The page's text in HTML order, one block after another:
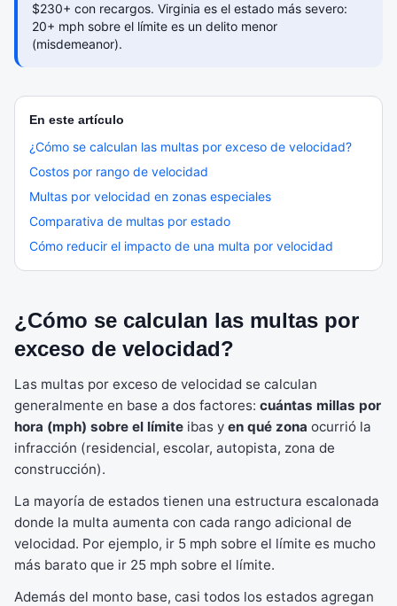
$230+ con recargos. Virginia es el estado más severo:
20+ mph sobre el límite es un delito menor
(misdemeanor).
En este artículo
¿Cómo se calculan las multas por exceso de velocidad?
Costos por rango de velocidad
Multas por velocidad en zonas especiales
Comparativa de multas por estado
Cómo reducir el impacto de una multa por velocidad
¿Cómo se calculan las multas por
exceso de velocidad?
Las multas por exceso de velocidad se calculan
generalmente en base a dos factores: cuántas millas por
hora (mph) sobre el límite ibas y en qué zona ocurrió la
infracción (residencial, escolar, autopista, zona de
construcción).
La mayoría de estados tienen una estructura escalonada
donde la multa aumenta con cada rango adicional de
velocidad. Por ejemplo, ir 5 mph sobre el límite es mucho
más barato que ir 25 mph sobre el límite.
Además del monto base, casi todos los estados agregan